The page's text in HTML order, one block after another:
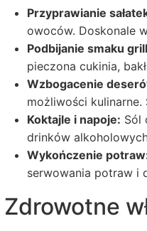
Przyprawianie
owoców. Doskonale
Podbijanie smaku
pieczona cukinia,
Wzbogacenie
możliwości
Koktajle i napoje: Sól
drinków
Wykończenie
serwowania potraw i
Zdrowotne